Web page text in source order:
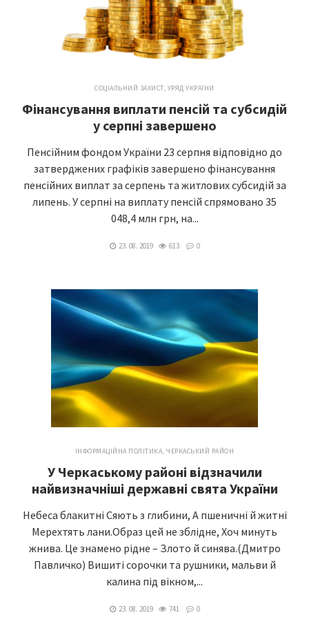
СОЦІАЛЬНИЙ ЗАХИСТ, УРЯД УКРАЇНИ
Фінансування виплати пенсій та субсидій
у серпні завершено
Пенсійним фондом України 23 серпня відповідно до
затверджених графіків завершено фінансування
пенсійних виплат за серпень та житлових субсидій за
липень. У серпні на виплату пенсій спрямовано 35
048,4 млн грн, на...
23. 08. 2019 613 0
ІНФОРМАЦІЙНА ПОЛІТИКА, ЧЕРКАСЬКИЙ РАЙОН
У Черкаському районі відзначили
найвизначніші державні свята України
Небеса блакитні Сяють з глибини, А пшеничні й житні
Мерехтять лани.Образ цей не зблідне, Хоч минуть
жнива. Це знамено рідне – Злото й синява.(Дмитро
Павличко) Вишиті сорочки та рушники, мальви й
калина під вікном,...
23. 08. 2019 741 0